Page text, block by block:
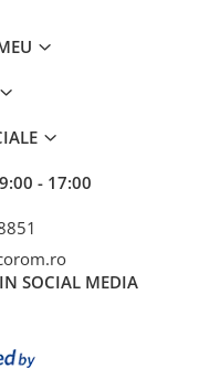
- 17:00
SOCIAL MEDIA